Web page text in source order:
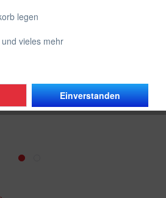
legen
vieles mehr
Einverstanden